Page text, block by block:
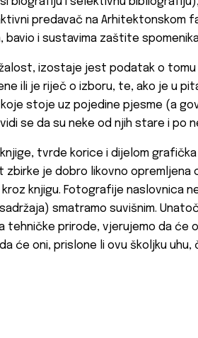
predavač na Arhitektonskom
bavio i sustavima zaštite
izostaje jest podatak o tomu
ili je riječ o izboru, te, ako je u
stoje uz pojedine pjesme (a
se da su neke od njih stare i po
tvrde korice i dijelom
zbirke je dobro likovno opremljena
knjigu. Fotografije naslovnica
smatramo suvišnim.
tehničke prirode, vjerujemo da će
će oni, prislone li ovu školjku uhu,